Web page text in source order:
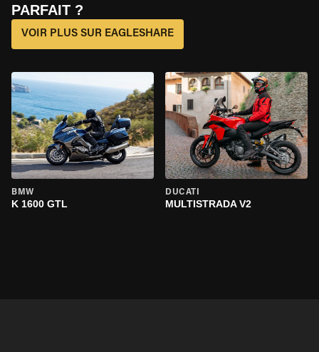
PARFAIT ?
VOIR PLUS SUR EAGLESHARE
BMW
K 1600 GTL
DUCATI
MULTISTRADA V2